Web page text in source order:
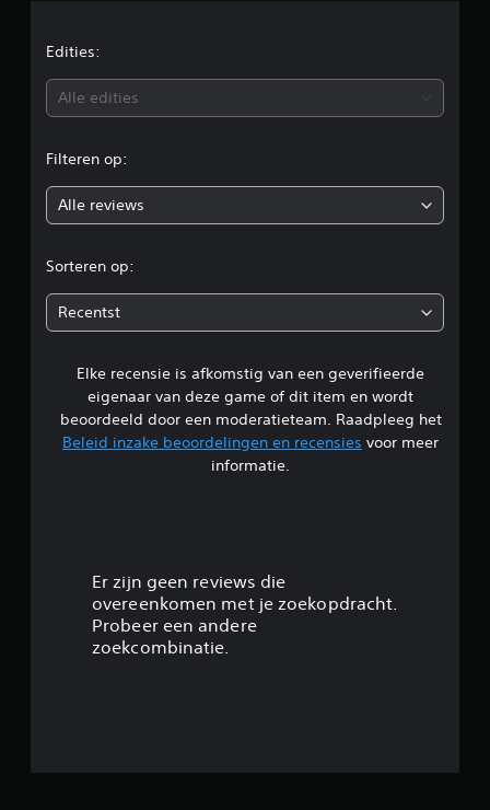
i
n
e
n
Edities:
Alle edities
Filteren op:
Alle reviews
Sorteren op:
Recentst
Elke recensie is afkomstig van een geverifieerde
eigenaar van deze game of dit item en wordt
beoordeeld door een moderatieteam. Raadpleeg het
Beleid inzake beoordelingen en recensies voor meer
informatie.
Er zijn geen reviews die
overeenkomen met je zoekopdracht.
Probeer een andere
zoekcombinatie.